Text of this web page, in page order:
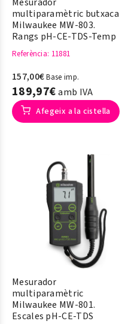
multiparamètric butxaca
Milwaukee MW-803.
Rangs pH-CE-TDS-Temp
Referència: 11881
157,00€Base imp.
189,97€amb IVA
Afegeix a la cistella
Mesurador
multiparamètric
Milwaukee MW-801.
Escales pH-CE-TDS